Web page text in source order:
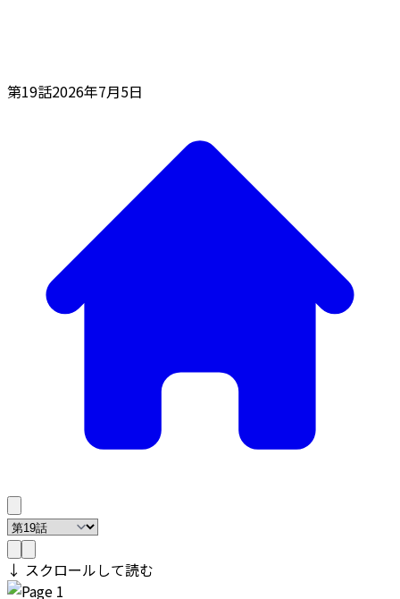
第19話2026年7月5日
↓ スクロールして読む